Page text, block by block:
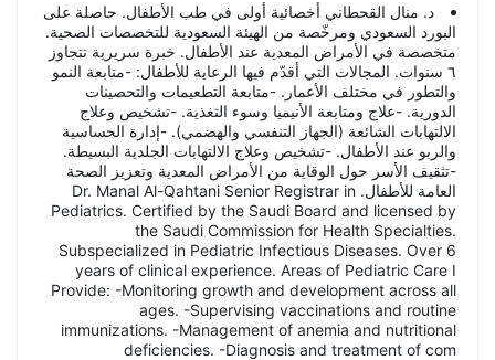
د. منال القحطاني أخصائية أولى في طب الأطفال. حاصلة على
البورد السعودي ومرخّصة من الهيئة السعودية للتخصصات الصحية.
متخصصة في الأمراض المعدية عند الأطفال. خبرة سريرية تتجاوز
٦ سنوات. المجالات التي أقدّم فيها الرعاية للأطفال: -متابعة النمو
والتطور في مختلف الأعمار. -متابعة التطعيمات والتحصينات
الدورية. -علاج ومتابعة الأنيميا وسوء التغذية. -تشخيص وعلاج
الالتهابات الشائعة (الجهاز التنفسي والهضمي). -إدارة الحساسية
والربو عند الأطفال. -تشخيص وعلاج الالتهابات الجلدية البسيطة.
-تثقيف الأسر حول الوقاية من الأمراض المعدية وتعزيز الصحة
العامة للأطفال. Dr. Manal Al-Qahtani Senior Registrar in
Pediatrics. Certified by the Saudi Board and licensed by
the Saudi Commission for Health Specialties.
Subspecialized in Pediatric Infectious Diseases. Over 6
years of clinical experience. Areas of Pediatric Care I
Provide: -Monitoring growth and development across all
ages. -Supervising vaccinations and routine
immunizations. -Management of anemia and nutritional
deficiencies. -Diagnosis and treatment of com